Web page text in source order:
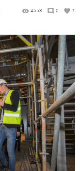
4553 0 1